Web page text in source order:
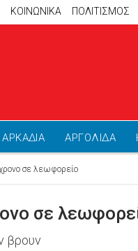
ΚΟΙΝΩΝΙΚΑ ΠΟΛΙΤΙΣΜΟΣ
ΑΡΚΑΔΙΑ ΑΡΓΟΛΙΔΑ
σε λεωφορείο
σε
βρουν